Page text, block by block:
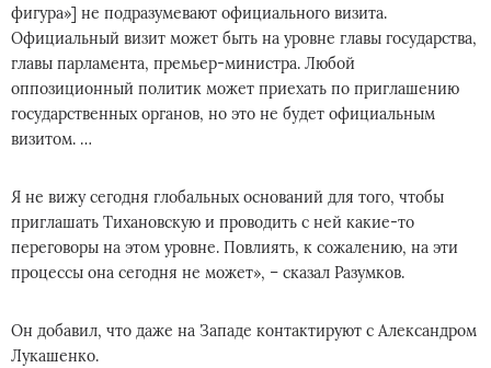
фигура»] не подразумевают официального визита.
Официальный визит может быть на уровне главы государства,
главы парламента, премьер-министра. Любой
оппозиционный политик может приехать по приглашению
государственных органов, но это не будет официальным
визитом. …
Я не вижу сегодня глобальных оснований для того, чтобы
приглашать Тихановскую и проводить с ней какие-то
переговоры на этом уровне. Повлиять, к сожалению, на эти
процессы она сегодня не может», – сказал Разумков.
Он добавил, что даже на Западе контактируют с Александром
Лукашенко.